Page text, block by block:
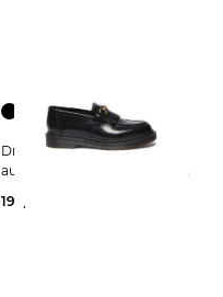
Dr. Martens | Herren Loafer
aus Leder ADRIAN SNAFFLE
195,00 €